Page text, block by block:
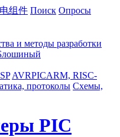
组件 Поиск Опросы
и методы разработки
AVRPICARM, RISC-
протоколы Схемы,
PIC